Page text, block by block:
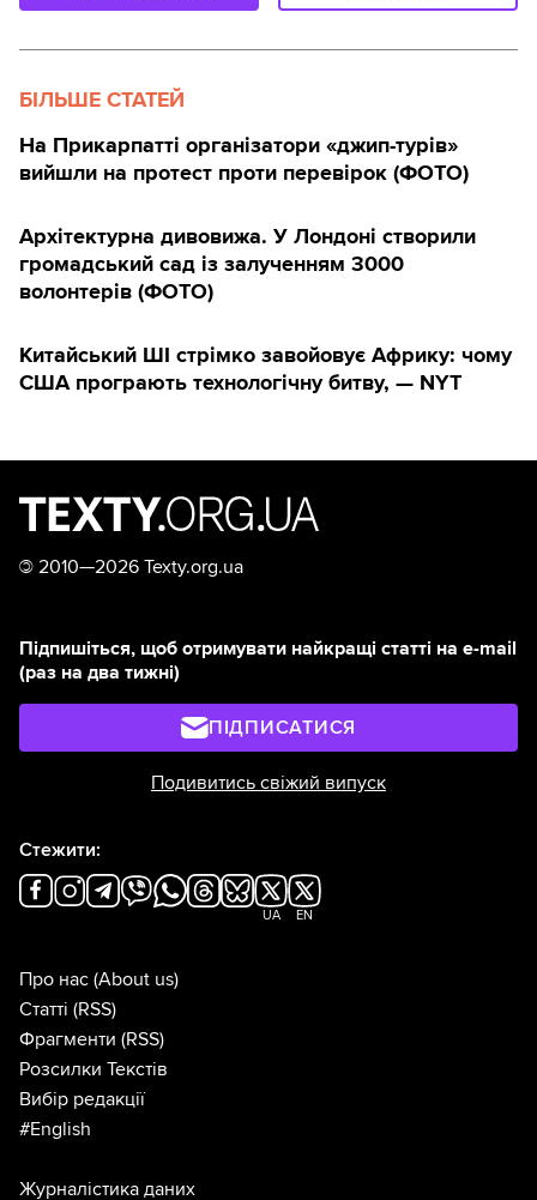
БІЛЬШЕ СТАТЕЙ
На Прикарпатті організатори «джип-турів»
вийшли на протест проти перевірок (ФОТО)
Архітектурна дивовижа. У Лондоні створили
громадський сад із залученням 3000
волонтерів (ФОТО)
Китайський ШІ стрімко завойовує Африку: чому
США програють технологічну битву, — NYT
© 2010—2026 Texty.org.ua
Підпишіться, щоб отримувати найкращі статті на e-mail
(раз на два тижні)
ПІДПИСАТИСЯ
Подивитись свіжий випуск
Стежити:
UA EN
Про нас (About us)
Статті (RSS)
Фрагменти (RSS)
Розсилки Текстів
Вибір редакції
#English
Журналістика даних